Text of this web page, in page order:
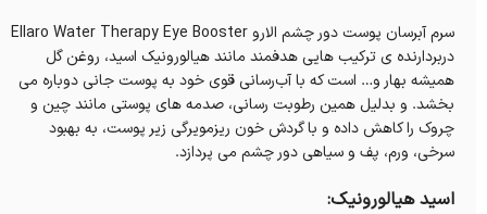
سرم آبرسان پوست دور چشم الارو Ellaro Water Therapy Eye Booster
دربردارنده ی ترکیب هایی هدفمند مانند هیالورونیک اسید، روغن گل
همیشه بهار و… است که با آب‌رسانی قوی خود به پوست جانی دوباره می‌
بخشد. و بدلیل همین رطوبت رسانی، صدمه های پوستی مانند چین و
چروک را کاهش داده و با گردش خون ریزمویرگی زیر پوست، به بهبود
سرخی، ورم، پف و سیاهی دور چشم می پردازد.
اسید هیالورونیک: